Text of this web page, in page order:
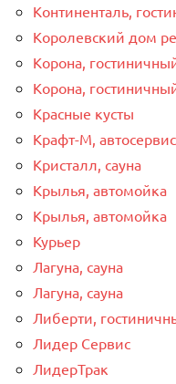
Континенталь,
Королевский дом
Корона,
Корона,
Красные кусты
Крафт-М, автосервис
Кристалл, сауна
Крылья, автомойка
Крылья, автомойка
Курьер
Лагуна, сауна
Лагуна, сауна
Либерти,
Лидер Сервис
ЛидерТрак